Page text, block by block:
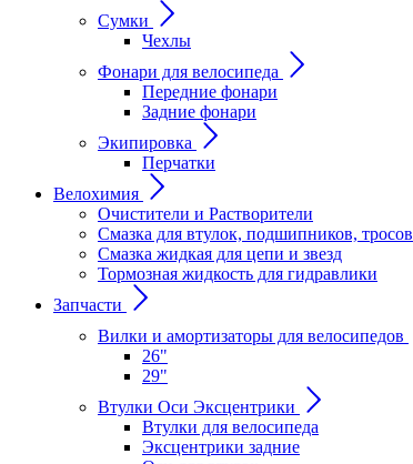
Сумки
Чехлы
Фонари для велосипеда
Передние фонари
Задние фонари
Экипировка
Перчатки
Велохимия
Очистители и Растворители
Смазка для втулок, подшипников, тросов
Смазка жидкая для цепи и звезд
Тормозная жидкость для гидравлики
Запчасти
Вилки и амортизаторы для велосипедов
26"
29"
Втулки Оси Эксцентрики
Втулки для велосипеда
Эксцентрики задние